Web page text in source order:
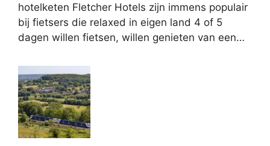
hotelketen Fletcher Hotels zijn immens populair
bij fietsers die relaxed in eigen land 4 of 5
dagen willen fietsen, willen genieten van een…